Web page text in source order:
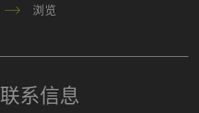
浏览
联系信息